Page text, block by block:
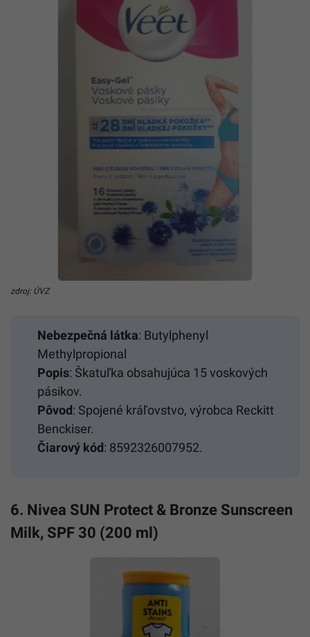
zdroj: ÚVZ
Nebezpečná látka: Butylphenyl
Methylpropional
Popis: Škatuľka obsahujúca 15 voskových
pásikov.
Pôvod: Spojené kráľovstvo, výrobca Reckitt
Benckiser.
Čiarový kód: 8592326007952.
6. Nivea SUN Protect & Bronze Sunscreen
Milk, SPF 30 (200 ml)